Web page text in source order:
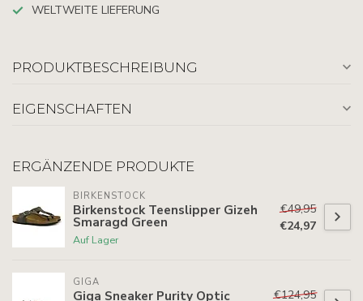
WELTWEITE LIEFERUNG
PRODUKTBESCHREIBUNG
EIGENSCHAFTEN
ERGÄNZENDE PRODUKTE
BIRKENSTOCK
Birkenstock Teenslipper Gizeh
Smaragd Green
Auf Lager
€49,95
€24,97
GIGA
Giga Sneaker Purity Optic
€124,95